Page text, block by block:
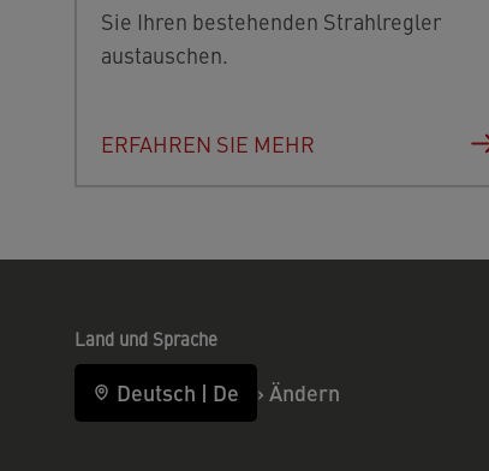
Sie Ihren bestehenden Strahlregler
austauschen.
ERFAHREN SIE MEHR
Land und Sprache
Deutsch | De › Ändern